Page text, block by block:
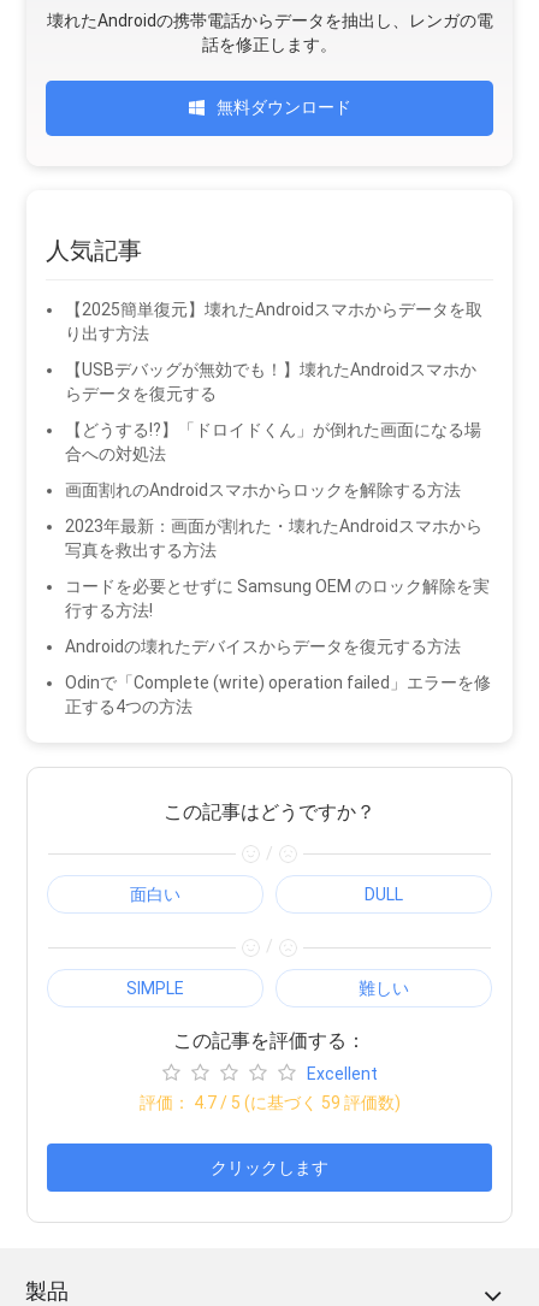
壊れたAndroidの携帯電話からデータを抽出し、レンガの電
話を修正します。
無料ダウンロード
人気記事
【2025簡単復元】壊れたAndroidスマホからデータを取
り出す方法
【USBデバッグが無効でも！】壊れたAndroidスマホか
らデータを復元する
【どうする⁉】「ドロイドくん」が倒れた画面になる場
合への対処法
画面割れのAndroidスマホからロックを解除する方法
2023年最新：画面が割れた・壊れたAndroidスマホから
写真を救出する方法
コードを必要とせずに Samsung OEM のロック解除を実
行する方法!
Androidの壊れたデバイスからデータを復元する方法
Odinで「Complete (write) operation failed」エラーを修
正する4つの方法
この記事はどうですか？
/
面白い DULL
/
SIMPLE 難しい
この記事を評価する：
Excellent
評価： 4.7/ 5 (に基づく 59 評価数)
クリックします
製品